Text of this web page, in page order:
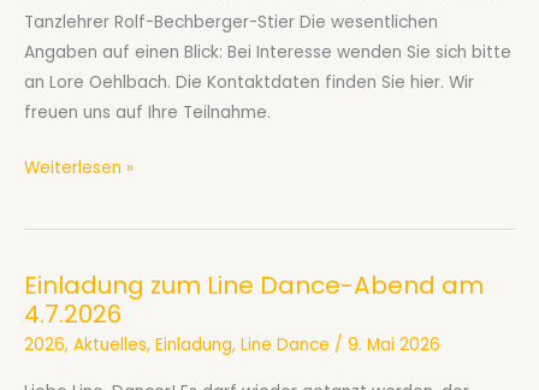
Tanzlehrer Rolf-Bechberger-Stier Die wesentlichen
Angaben auf einen Blick: Bei Interesse wenden Sie sich bitte
an Lore Oehlbach. Die Kontaktdaten finden Sie hier. Wir
freuen uns auf Ihre Teilnahme.
Gesellschaftstanzkurs
für
ab
September
2026
Weiterlesen »
Einladung zum Line Dance-Abend am
4.7.2026
2026, Aktuelles, Einladung, Line Dance / 9. Mai 2026